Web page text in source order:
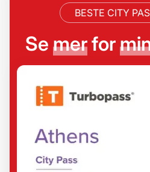
BESTE CITY
Se merfor